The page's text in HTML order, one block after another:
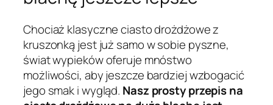
Chociaż klasyczne ciasto drożdżowe z
kruszonką jest już samo w sobie pyszne,
świat wypieków oferuje mnóstwo
możliwości, aby jeszcze bardziej wzbogacić
jego smak i wygląd. Nasz prosty przepis na